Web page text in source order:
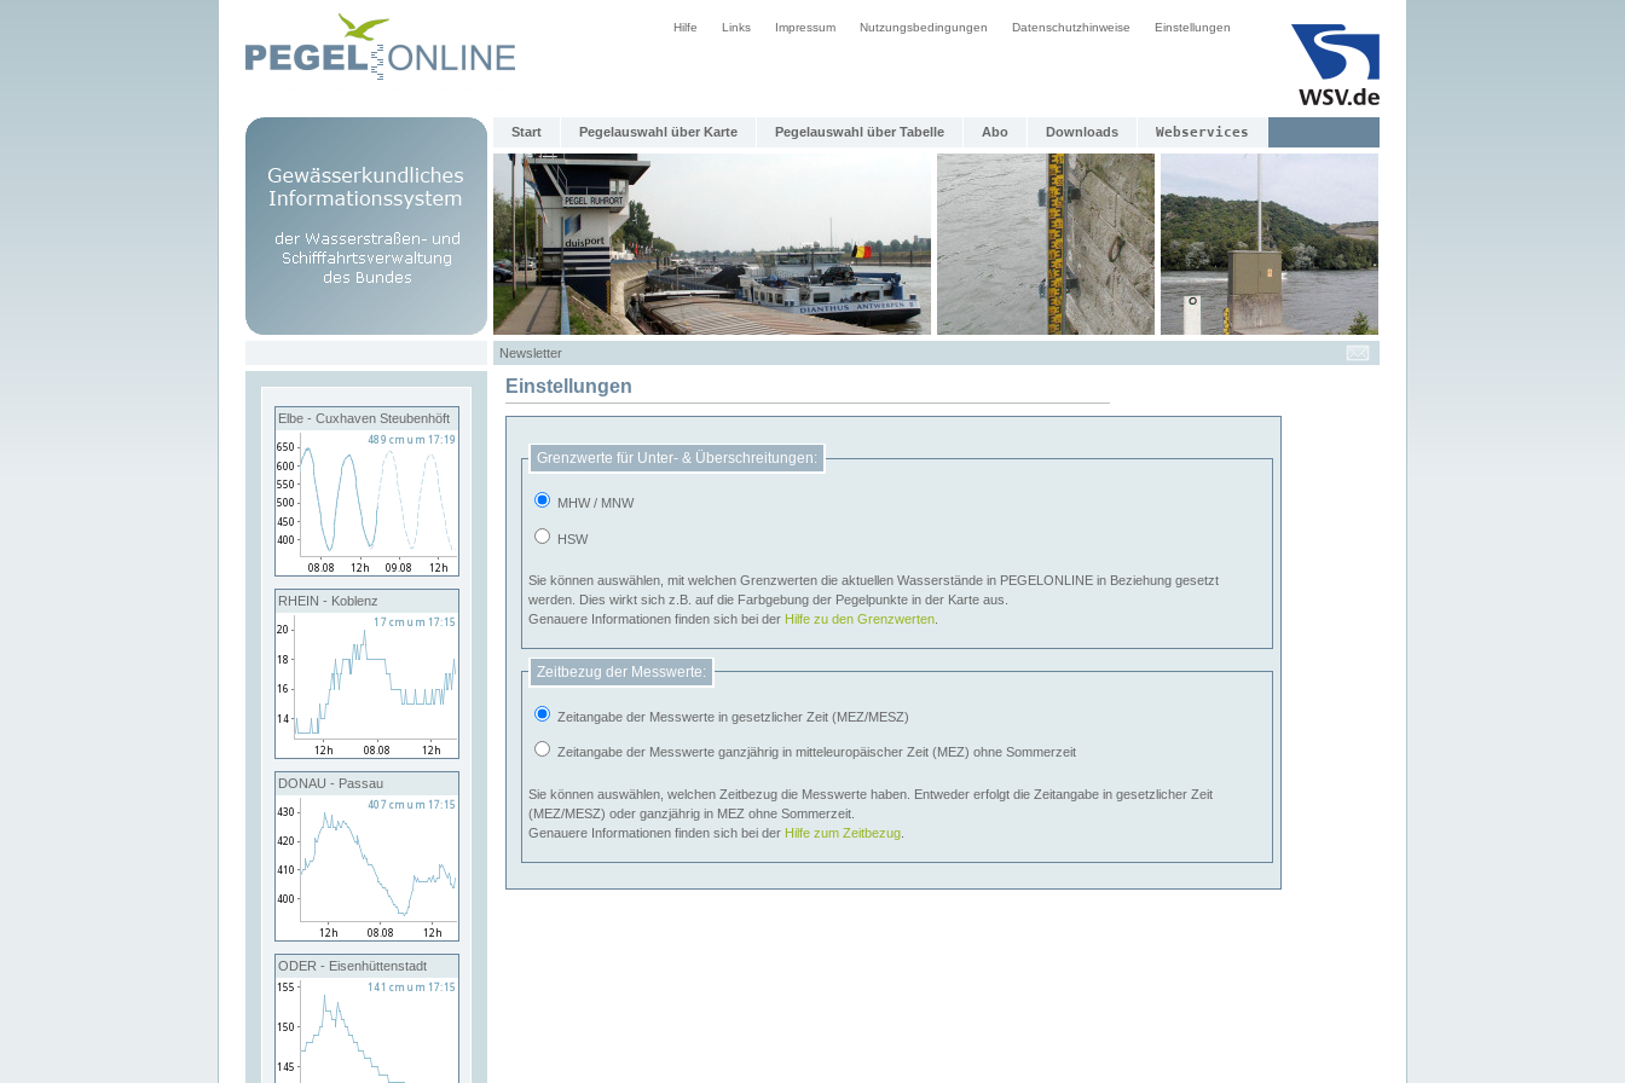
Hilfe Links Impressum Nutzungsbedingungen Datenschutzhinweise Einstellungen
Start Pegelauswahl über Karte Pegelauswahl über Tabelle Abo Downloads Webservices
Newsletter
Elbe - Cuxhaven Steubenhöft
RHEIN - Koblenz
DONAU - Passau
ODER - Eisenhüttenstadt
Einstellungen
Grenzwerte für Unter- & Überschreitungen:
MHW / MNW
HSW
Sie können auswählen, mit welchen Grenzwerten die aktuellen Wasserstände in PEGELONLINE in Beziehung gesetzt
werden. Dies wirkt sich z.B. auf die Farbgebung der Pegelpunkte in der Karte aus.
Genauere Informationen finden sich bei der Hilfe zu den Grenzwerten
Zeitbezug der Messwerte:
Zeitangabe der Messwerte in gesetzlicher Zeit (MEZ/MESZ)
Zeitangabe der Messwerte ganzjährig in mitteleuropäischer Zeit (MEZ) ohne Sommerzeit
Sie können auswählen, welchen Zeitbezug die Messwerte haben. Entweder erfolgt die Zeitangabe in gesetzlicher Zeit
(MEZ/MESZ) oder ganzjährig in MEZ ohne Sommerzeit.
Genauere Informationen finden sich bei der Hilfe zum Zeitbezug